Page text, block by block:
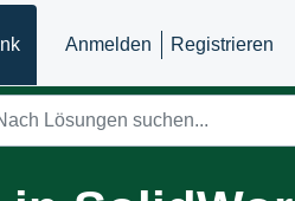
Anmelden Registrieren